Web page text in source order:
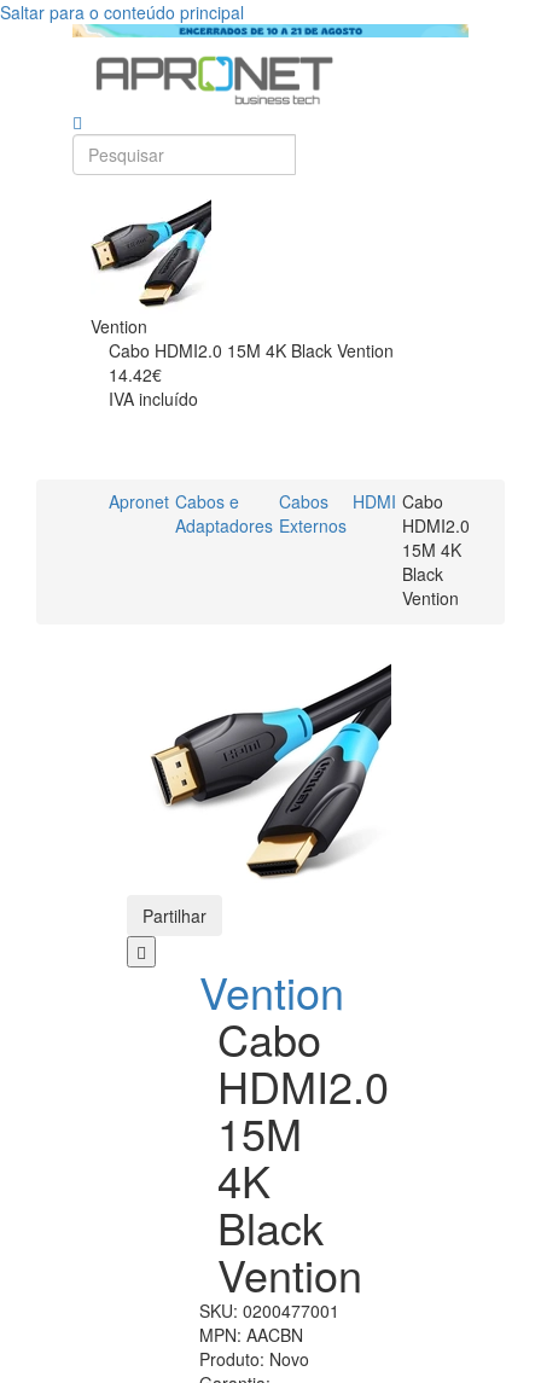
Saltar para o conteúdo principal
Vention
Cabo HDMI2.0 15M 4K Black Vention
14.42€
IVA incluído
Apronet Cabos e
Adaptadores
Cabos
Externos
HDMI Cabo
HDMI2.0
15M 4K
Black
Vention
Partilhar
Vention
Cabo
HDMI2.0
15M
4K
Black
Vention
SKU: 0200477001
MPN: AACBN
Produto: Novo